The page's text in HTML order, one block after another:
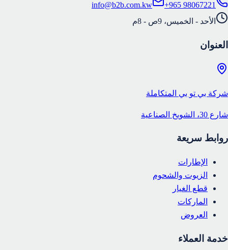
+965 98067221
info@b2b.com.kw
الأحد - الخميس، 9ص - 8م
العنوان
شركة بي تو بي المتكاملة
شارع 30، الشويخ الصناعية
روابط سريعة
الإطارات
الزيوت والشحوم
قطع الغيار
الماركات
العروض
خدمة العملاء